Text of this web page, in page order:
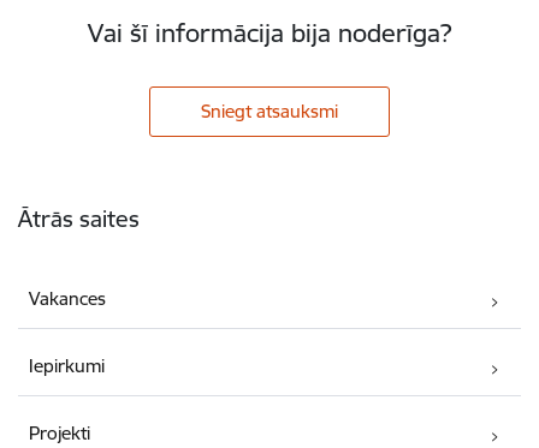
Vai šī informācija bija noderīga?
Sniegt atsauksmi
Ātrās saites
Vakances
Iepirkumi
Projekti